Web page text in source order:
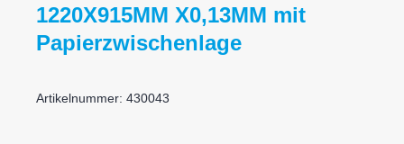
1220X915MM X0,13MM mit
Papierzwischenlage
Artikelnummer: 430043